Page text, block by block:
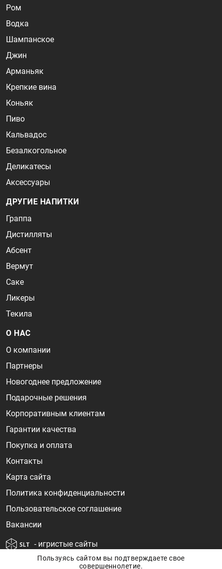
Ром
Водка
Шампанское
Джин
Арманьяк
Крепкие вина
Коньяк
Пиво
Кальвадос
Безалкогольное
Деликатесы
Аксессуары
ДРУГИЕ НАПИТКИ
Граппа
Дистилляты
Абсент
Вермут
Саке
Ликеры
Текила
О НАС
О компании
Партнеры
Новогоднее предложение
Подарочные решения
Корпоративным клиентам
Гарантии качества
Покупка и оплата
Контакты
Карта сайта
Политика конфиденциальности
Пользовательское соглашение
Вакансии
- игристые сайты
Пользуясь сайтом вы подтверждаете свое
совершеннолетие.